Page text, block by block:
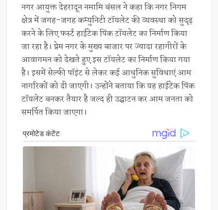
नगर आयुक्त देहरादून नमामि बंसल ने कहा कि नगर निगम
क्षेत्र में जगह-जगह कम्युनिटी टॉयलेट की व्यवस्था को सुदृढ़
करने के लिए फर्स्ट हाईटेक पिंक टॉयलेट का निर्माण किया
जा रहा है। प्रेम नगर के मुख्य बाजार पर ज्यादा रहागीरों के
आवागमन को देखते हुए इस टॉयलेट का निर्माण किया गया
है। इसमें सेल्फी पॉइंट से लेकर कई आधुनिक सुविधाएं आम
नागरिकों को दी जाएगी। उन्होंने बताया कि यह हाईटेक पिंक
टॉयलेट बनकर तैयार है जल्द ही उद्घाटन कर आम जनता को
समर्पित किया जाएगा।